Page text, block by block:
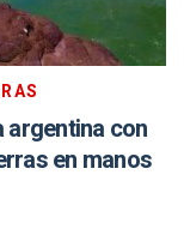
argentina con
en manos